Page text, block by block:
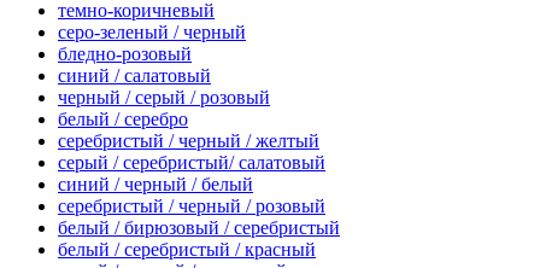
темно-коричневый
серо-зеленый / черный
бледно-розовый
синий / салатовый
черный / серый / розовый
белый / серебро
серебристый / черный / желтый
серый / серебристый/ салатовый
синий / черный / белый
серебристый / черный / розовый
белый / бирюзовый / серебристый
белый / серебристый / красный